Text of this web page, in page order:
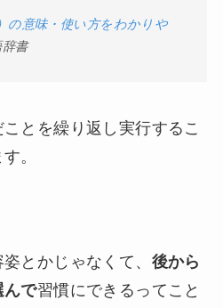
の意味・使い方をわかりや
書
とを繰り返し実行するこ
。
とかじゃなくて、 後から
んで習慣にできるってこと